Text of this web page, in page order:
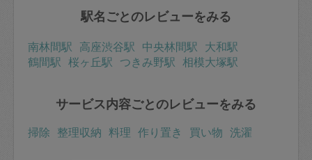
駅名ごとのレビューをみる
南林間駅 高座渋谷駅 中央林間駅 大和駅
鶴間駅 桜ヶ丘駅 つきみ野駅 相模大塚駅
サービス内容ごとのレビューをみる
掃除 整理収納 料理 作り置き 買い物 洗濯